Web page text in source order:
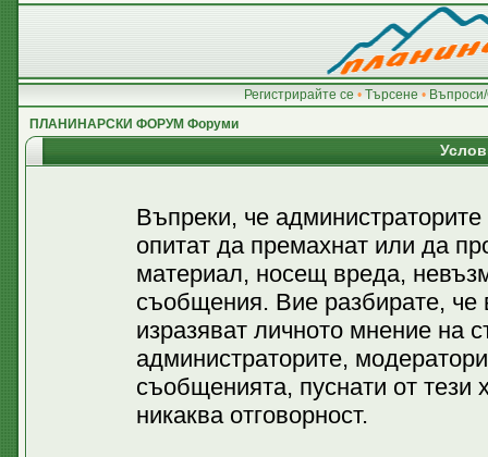
Регистрирайте се • Търсене •
ПЛАНИНАРСКИ ФОРУМ Форуми
Въпреки, че
опитат да премахнат или да
материал, носещ вреда,
съобщения. Вие разбирате,
изразяват личното мнение на
администраторите,
съобщенията, пуснати от тези
никаква отговорност.